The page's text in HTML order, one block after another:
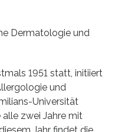
Dermatologie und
1951 statt, initiiert
und
Universität
alle zwei Jahre mit
Jahr findet die